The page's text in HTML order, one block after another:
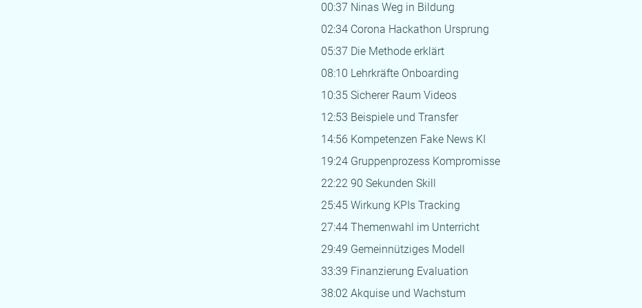
00:37 Ninas Weg in Bildung
02:34 Corona Hackathon Ursprung
05:37 Die Methode erklärt
08:10 Lehrkräfte Onboarding
10:35 Sicherer Raum Videos
12:53 Beispiele und Transfer
14:56 Kompetenzen Fake News KI
19:24 Gruppenprozess Kompromisse
22:22 90 Sekunden Skill
25:45 Wirkung KPIs Tracking
27:44 Themenwahl im Unterricht
29:49 Gemeinnütziges Modell
33:39 Finanzierung Evaluation
38:02 Akquise und Wachstum